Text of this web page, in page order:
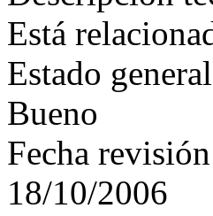
Está
Estado
Bueno
Fecha
18/10/2006